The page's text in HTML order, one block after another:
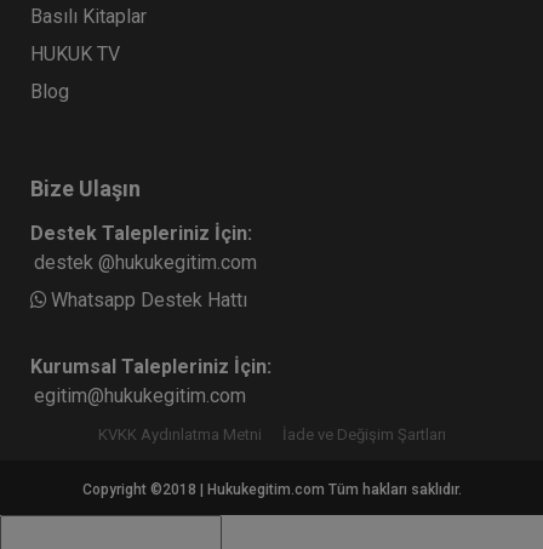
Basılı Kitaplar
HUKUK TV
Blog
Bize Ulaşın
Destek Talepleriniz İçin:
destek @hukukegitim.com
Whatsapp Destek Hattı
Kurumsal Talepleriniz İçin:
egitim@hukukegitim.com
KVKK Aydınlatma Metni İade ve Değişim Şartları
Copyright ©2018 | Hukukegitim.com Tüm hakları saklıdır.